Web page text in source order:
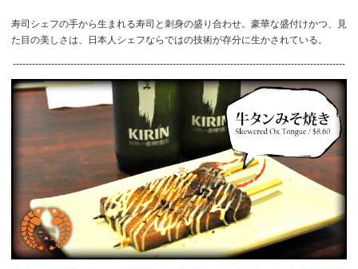
寿司シェフの手から生まれる寿司と刺身の盛り合わせ。豪華な盛付けかつ、見
た目の美しさは、日本人シェフならではの技術が存分に生かされている。
--------------------------------------------------------------------------------------------------------